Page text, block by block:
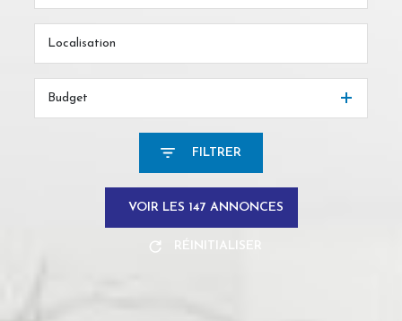
Budget
FILTRER
VOIR LES 147 ANNONCES
RÉINITIALISER